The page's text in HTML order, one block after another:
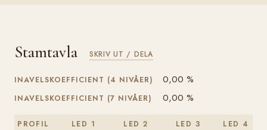
Stamtavla SKRIV UT / DELA
INAVELSKOEFFICIENT (4 NIVÅER) 0,00 %
INAVELSKOEFFICIENT (7 NIVÅER) 0,00 %
PROFIL LED 1 LED 2 LED 3 LED 4